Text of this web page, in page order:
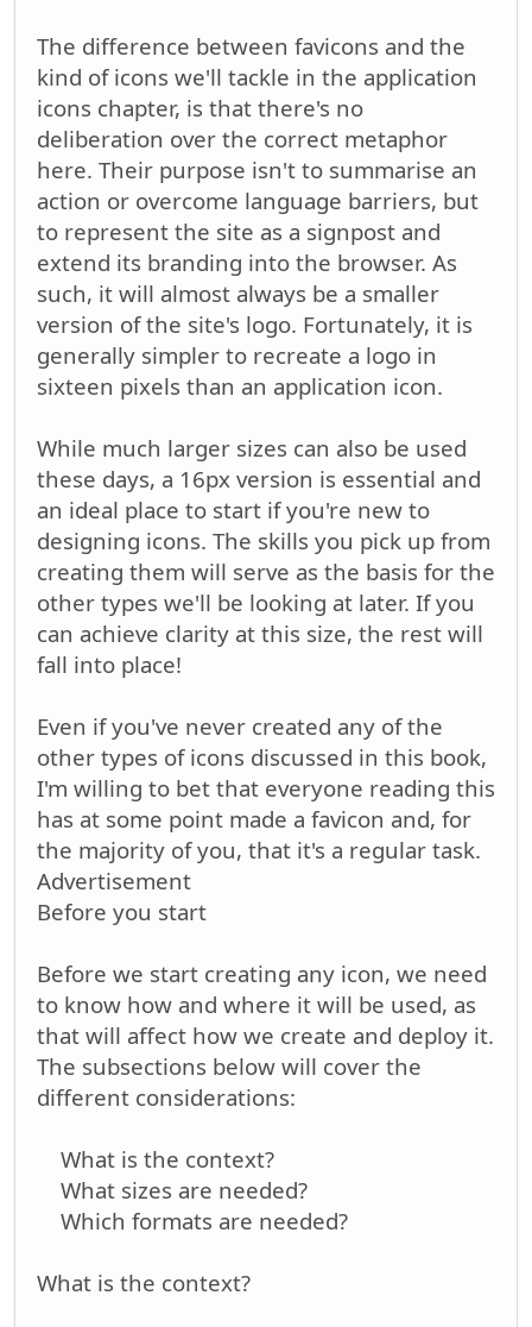
The difference between favicons and the
kind of icons we'll tackle in the application
icons chapter, is that there's no
deliberation over the correct metaphor
here. Their purpose isn't to summarise an
action or overcome language barriers, but
to represent the site as a signpost and
extend its branding into the browser. As
such, it will almost always be a smaller
version of the site's logo. Fortunately, it is
generally simpler to recreate a logo in
sixteen pixels than an application icon.
While much larger sizes can also be used
these days, a 16px version is essential and
an ideal place to start if you're new to
designing icons. The skills you pick up from
creating them will serve as the basis for the
other types we'll be looking at later. If you
can achieve clarity at this size, the rest will
fall into place!
Even if you've never created any of the
other types of icons discussed in this book,
I'm willing to bet that everyone reading this
has at some point made a favicon and, for
the majority of you, that it's a regular task.
Advertisement
Before you start
Before we start creating any icon, we need
to know how and where it will be used, as
that will affect how we create and deploy it.
The subsections below will cover the
different considerations:
What is the context?
What sizes are needed?
Which formats are needed?
What is the context?